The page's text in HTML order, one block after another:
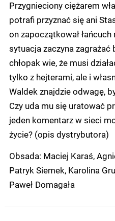
Przygnieciony ciężarem
potrafi przyznać się ani
on zapoczątkował
sytuacja zaczyna zagrażać
chłopak wie, że musi
tylko z hejterami, ale i
Waldek znajdzie odwagę,
Czy uda mu się uratować
jeden komentarz w sieci
życie? (opis dystrybutora)
Obsada: Maciej Karaś,
Patryk Siemek, Karolina
Paweł Domagała